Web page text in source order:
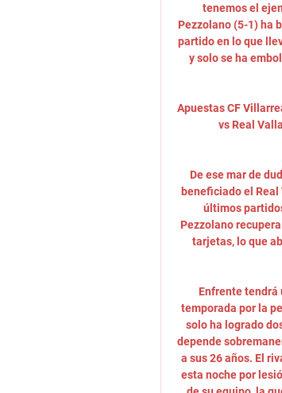
tenemos el
Pezzolano (5-1) ha
partido en lo que
y solo se ha
Apuestas CF
vs Real
De ese mar de
beneficiado el
últimos
Pezzolano
tarjetas, lo que
Enfrente
temporada por la
solo ha logrado
depende
a sus 26 años. El
esta noche por